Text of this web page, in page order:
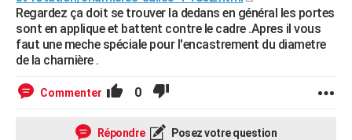
Regardez ça doit se trouver la dedans en général les portes
sont en applique et battent contre le cadre .Apres il vous
faut une meche spéciale pour l'encastrement du diametre
de la charnière .
Commenter 0
Répondre Posez votre question